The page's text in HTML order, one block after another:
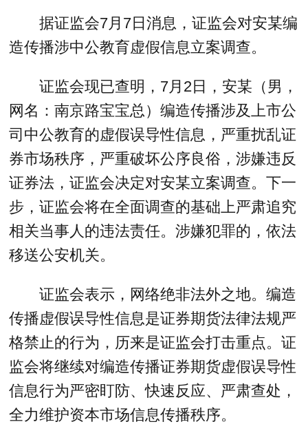
据证监会7月7日消息，证监会对安某编
造传播涉中公教育虚假信息立案调查。
证监会现已查明，7月2日，安某（男，
网名：南京路宝宝总）编造传播涉及上市公
司中公教育的虚假误导性信息，严重扰乱证
券市场秩序，严重破坏公序良俗，涉嫌违反
证券法，证监会决定对安某立案调查。下一
步，证监会将在全面调查的基础上严肃追究
相关当事人的违法责任。涉嫌犯罪的，依法
移送公安机关。
证监会表示，网络绝非法外之地。编造
传播虚假误导性信息是证券期货法律法规严
格禁止的行为，历来是证监会打击重点。证
监会将继续对编造传播证券期货虚假误导性
信息行为严密盯防、快速反应、严肃查处，
全力维护资本市场信息传播秩序。